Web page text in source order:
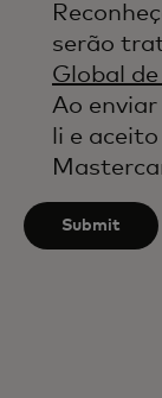
serão
Global
Ao
li e
Submit